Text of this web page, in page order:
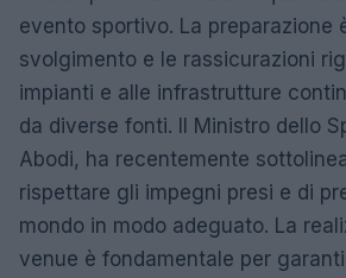
evento sportivo. La preparazione
svolgimento e le rassicurazioni
impianti e alle infrastrutture
da diverse fonti. Il Ministro dello
Abodi, ha recentemente
rispettare gli impegni presi e di
mondo in modo adeguato. La
venue è fondamentale per